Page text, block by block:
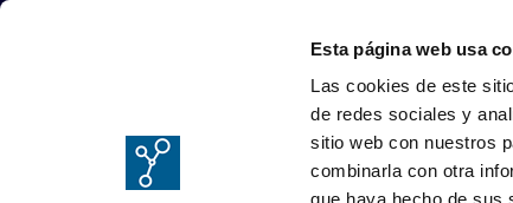
Esta página web usa
Las cookies de este
de redes sociales y
sitio web con nuestros
combinarla con otra